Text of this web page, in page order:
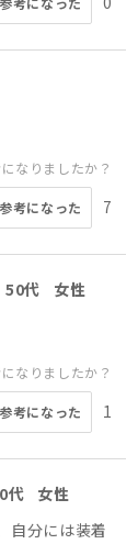
なりましたか？
参考になった 7
50代
女性
なりましたか？
参考になった 1
代
女性
自分には装着